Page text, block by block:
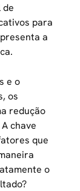
de
para
a
e o
os
redução
chave
que
o